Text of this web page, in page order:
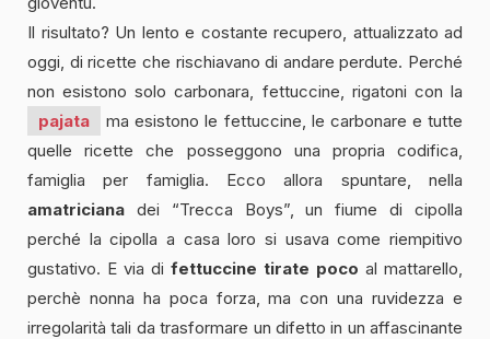
Il risultato? Un lento e costante recupero, attualizzato ad
oggi, di ricette che rischiavano di andare perdute. Perché
non esistono solo carbonara, fettuccine, rigatoni con la
pajata
ma esistono le fettuccine, le carbonare e tutte
quelle ricette che posseggono una propria codifica,
famiglia per famiglia. Ecco allora spuntare, nella
amatriciana dei “Trecca Boys”, un fiume di cipolla
perché la cipolla a casa loro si usava come riempitivo
gustativo. E via di fettuccine tirate poco al mattarello,
perchè nonna ha poca forza, ma con una ruvidezza e
irregolarità tali da trasformare un difetto in un affascinante